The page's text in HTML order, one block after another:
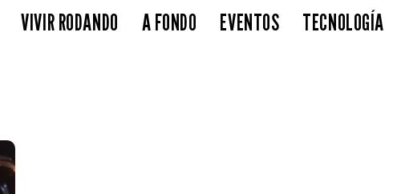
VIVIR RODANDO A FONDO EVENTOS TECNOLOGÍA